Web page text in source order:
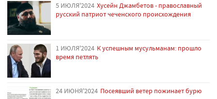
5 ИЮЛЯ'2024 Хусейн Джамбетов - православный
русский патриот чеченского происхождения
1 ИЮЛЯ'2024 К успешным мусульманам: прошло
время петлять
24 ИЮНЯ'2024 Посеявший ветер пожинает бурю